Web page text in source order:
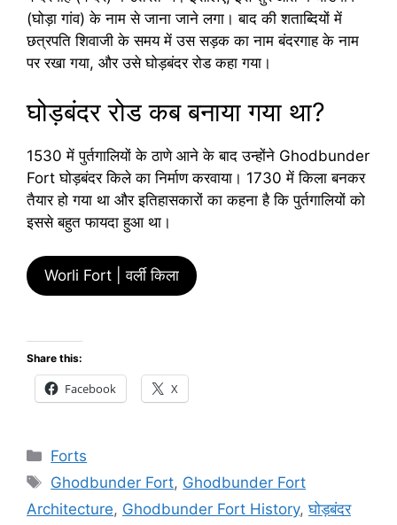
(घोड़ा गांव) के नाम से जाना जाने लगा। बाद की शताब्दियों में
छत्रपति शिवाजी के समय में उस सड़क का नाम बंदरगाह के नाम
पर रखा गया, और उसे घोड़बंदर रोड कहा गया।
घोड़बंदर रोड कब बनाया गया था?
1530 में पुर्तगालियों के ठाणे आने के बाद उन्होंने Ghodbunder
Fort घोड़बंदर किले का निर्माण करवाया। 1730 में किला बनकर
तैयार हो गया था और इतिहासकारों का कहना है कि पुर्तगालियों को
इससे बहुत फायदा हुआ था।
Worli Fort | वर्ली किला
Share this:
Facebook X
Categories
Forts
Tags
Ghodbunder Fort, Ghodbunder Fort
Architecture, Ghodbunder Fort History,घोड़बंदर